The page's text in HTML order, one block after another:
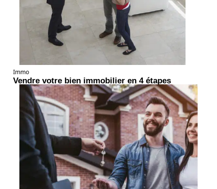
Immo
Vendre votre bien immobilier en 4 étapes